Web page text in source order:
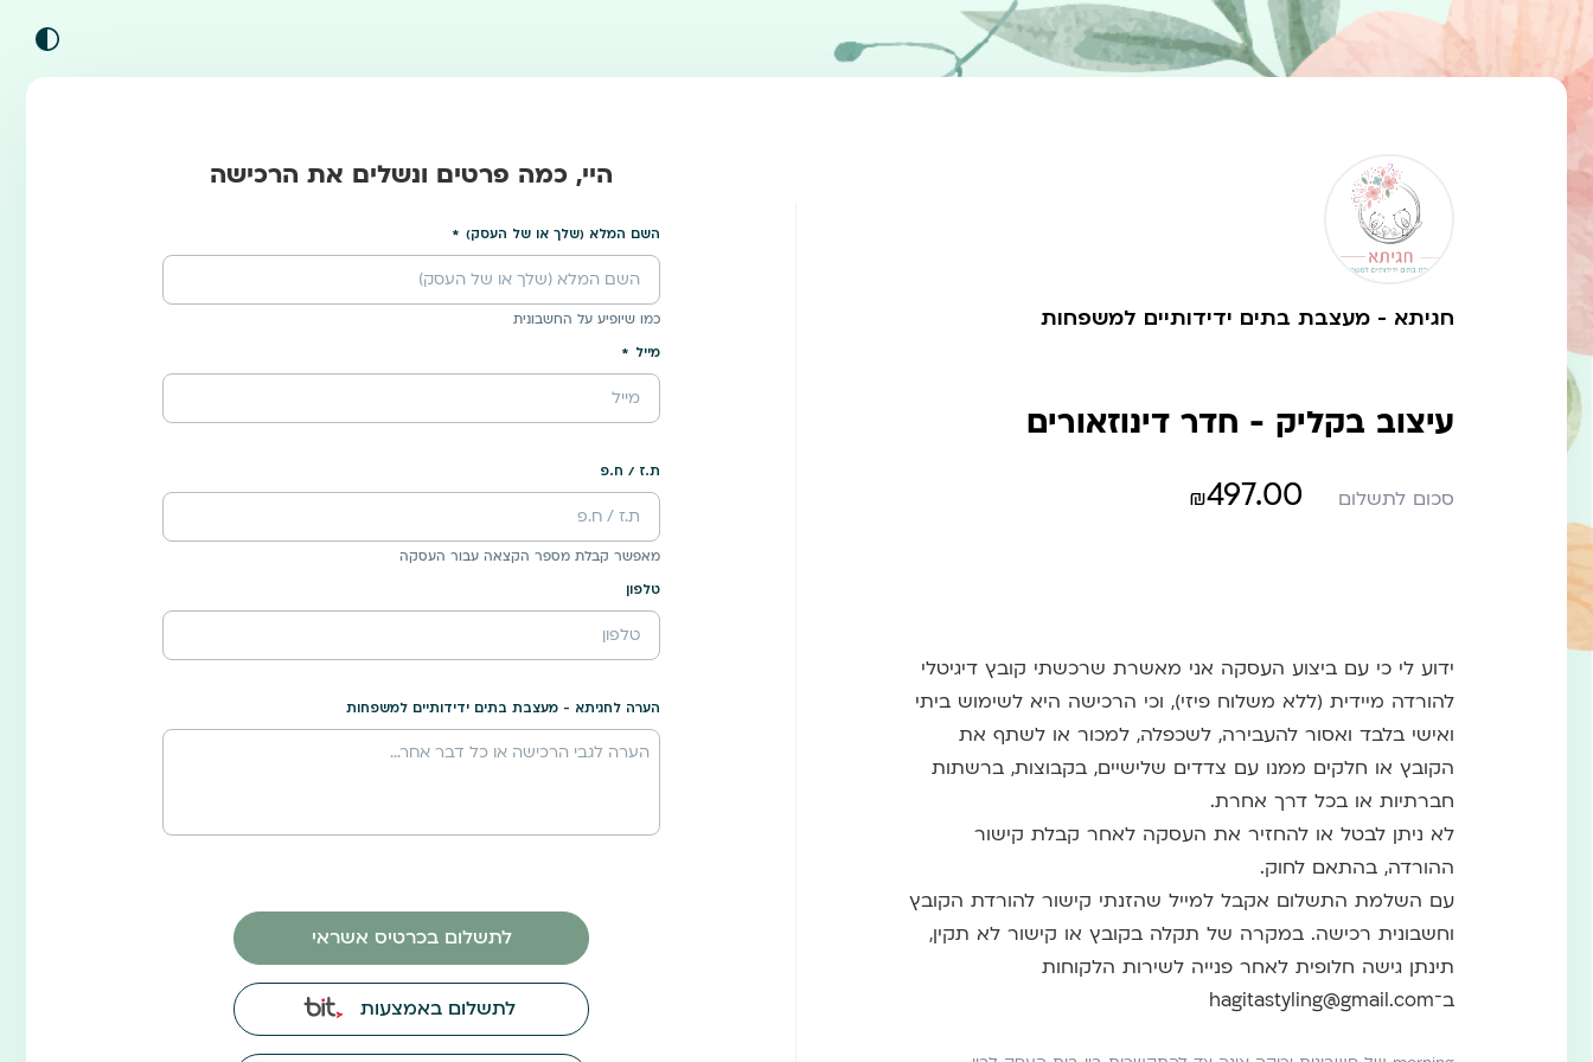
חגיתא - מעצבת בתים ידידותיים למשפחות
עיצוב בקליק - חדר דינוזאורים
סכום לתשלום ₪497.00
ידוע לי כי עם ביצוע העסקה אני מאשרת שרכשתי קובץ דיגיטלי
להורדה מיידית (ללא משלוח פיזי), וכי הרכישה היא לשימוש ביתי
ואישי בלבד ואסור להעבירה, לשכפלה, למכור או לשתף את
הקובץ או חלקים ממנו עם צדדים שלישיים, בקבוצות, ברשתות
חברתיות או בכל דרך אחרת.
לא ניתן לבטל או להחזיר את העסקה לאחר קבלת קישור
ההורדה, בהתאם לחוק.
עם השלמת התשלום אקבל למייל שהזנתי קישור להורדת הקובץ
וחשבונית רכישה. במקרה של תקלה בקובץ או קישור לא תקין,
תינתן גישה חלופית לאחר פנייה לשירות הלקוחות
ב־hagitastyling@gmail.com
היי, כמה פרטים ונשלים את הרכישה
השם המלא (שלך או של העסק)
כמו שיופיע על החשבונית
מייל
ת.ז / ח.פ
מאפשר קבלת מספר הקצאה עבור העסקה
טלפון
הערה לחגיתא - מעצבת בתים ידידותיים למשפחות
לתשלום בכרטיס אשראי
לתשלום באמצעות